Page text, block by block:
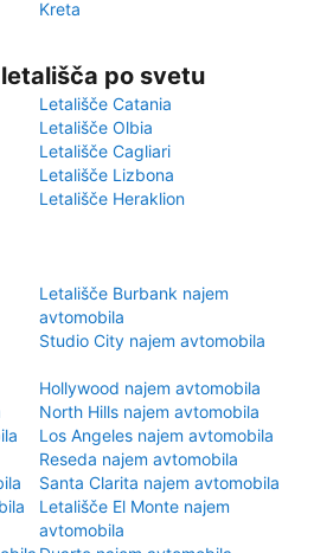
Kreta
po svetu
Letališče Catania
Letališče Olbia
Letališče Cagliari
Letališče Lizbona
Letališče Heraklion
Letališče Burbank najem
avtomobila
Studio City najem avtomobila
Hollywood najem avtomobila
North Hills najem avtomobila
Los Angeles najem avtomobila
Reseda najem avtomobila
Santa Clarita najem avtomobila
Letališče El Monte najem
avtomobila